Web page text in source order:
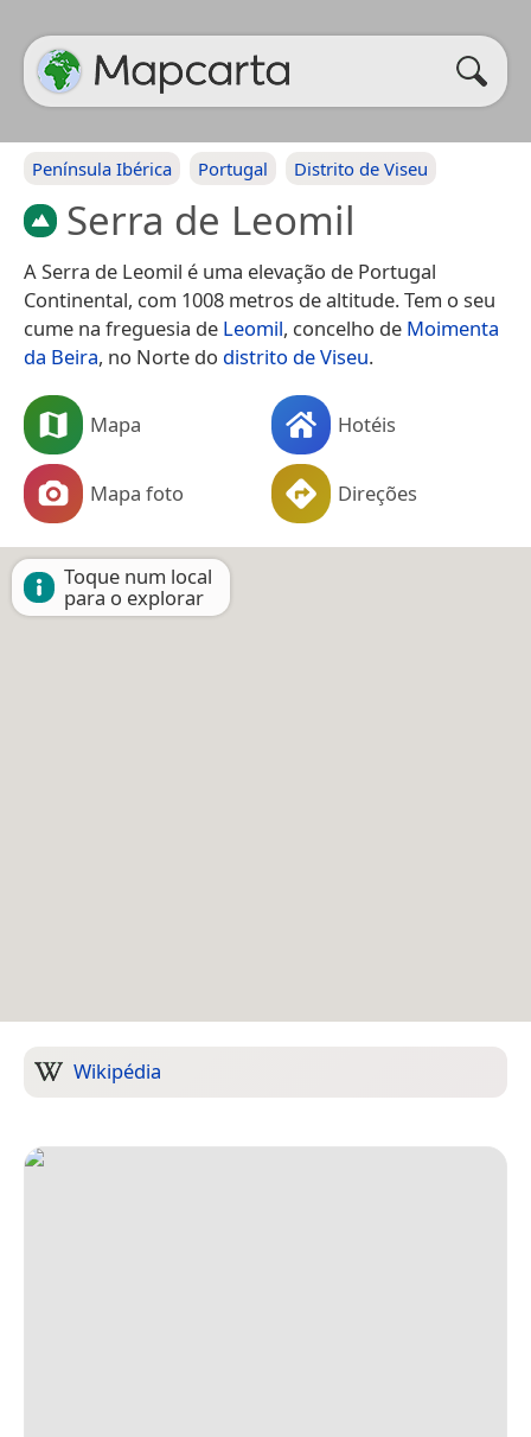
Península Ibérica Portugal Distrito de Viseu
Serra de Leomil
A Serra de Leomil é uma elevação de Portugal
Continental, com 1008 metros de altitude. Tem o seu
cume na freguesia de Leomil, concelho de Moimenta
da Beira, no Norte do distrito de Viseu.
Mapa Hotéis
Mapa foto Direções
Toque num local
para o explorar
Wikipédia